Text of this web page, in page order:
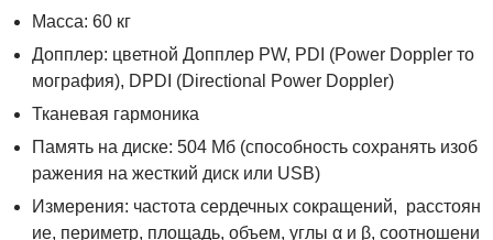
Масса: 60 кг
Допплер: цветной Допплер PW, PDI (Power Doppler то
мография), DPDI (Directional Power Doppler)
Тканевая гармоника
Память на диске: 504 Мб (способность сохранять изоб
ражения на жесткий диск или USB)
Измерения: частота сердечных сокращений, расстоян
ие, периметр, площадь, объем, углы α и β, соотношени